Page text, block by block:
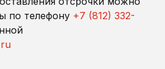
по телефону +7 (812) 332-